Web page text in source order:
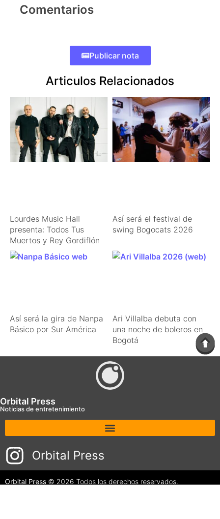
Comentarios
Publicar nota
Articulos Relacionados
Lourdes Music Hall
presenta: Todos Tus
Muertos y Rey Gordiflón
Así será el festival de
swing Bogocats 2026
Así será la gira de Nanpa
Básico por Sur América
Ari Villalba debuta con
una noche de boleros en
Bogotá
Orbital Press
Noticias de entretenimiento
Orbital Press
Orbital Press © 2026 Todos los derechos reservados.